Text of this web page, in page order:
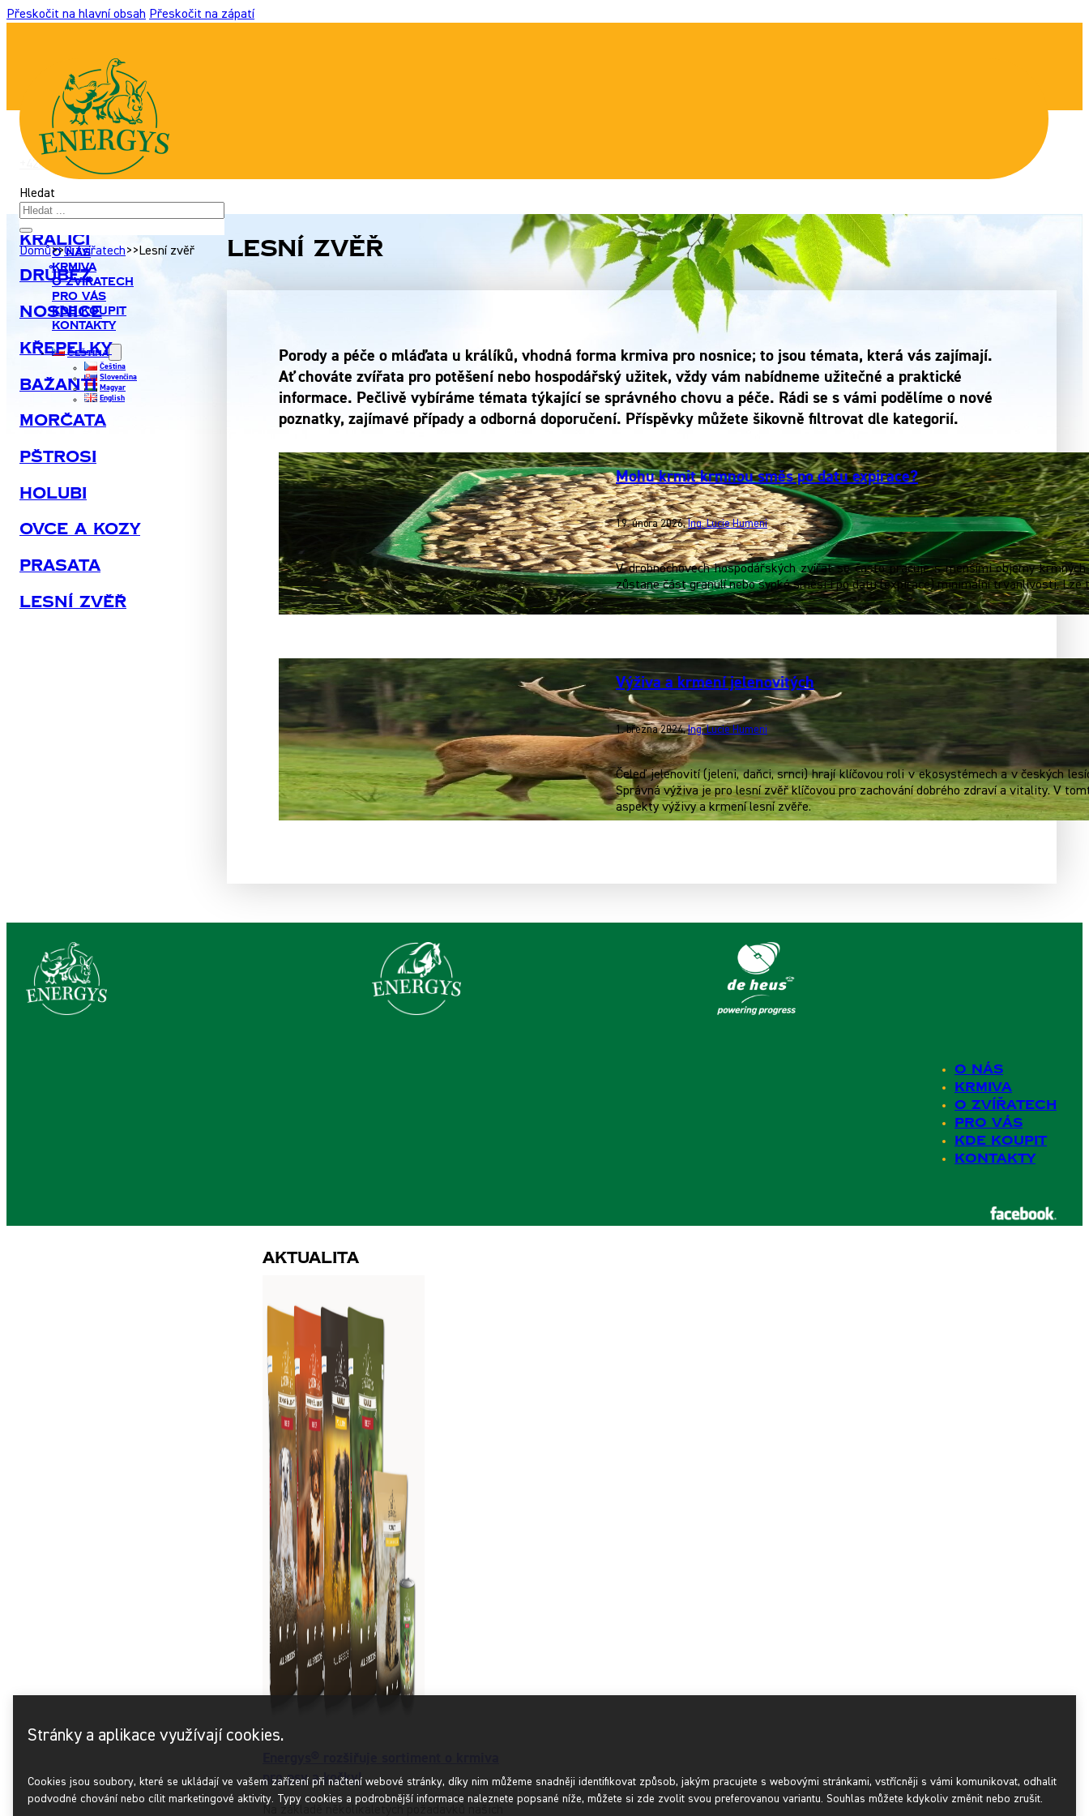
Přeskočit na hlavní obsah Přeskočit na zápatí
+420 517 307 701 info@energyshobby.cz
Hledat
Domů>>O zvířatech>> Lesní zvěř
O nás
Krmiva
O zvířatech
Pro Vás
Kde koupit
Kontakty
Čeština
Čeština
Slovenčina
Magyar
English
Králíci
Drůbež
Nosnice
Křepelky
Bažanti
Morčata
Pštrosi
Holubi
Ovce A Kozy
Prasata
Lesní Zvěř
Lesní zvěř
Porody a péče o mláďata u králíků, vhodná forma krmiva pro nosnice; to jsou témata, která vás zajímají.
Ať chováte zvířata pro potěšení nebo hospodářský užitek, vždy vám nabídneme užitečné a praktické
informace. Pečlivě vybíráme témata týkající se správného chovu a péče. Rádi se s vámi podělíme o nové
poznatky, zajímavé případy a odborná doporučení. Příspěvky můžete šikovně filtrovat dle kategorií.
Mohu krmit krmnou směs po datu expirace?
19. února 2026,Ing. Lucie Humeni
V drobnochovech hospodářských zvířat se často pracuje s menšími objemy
zůstane část granulí nebo sypké směsi i po datu (expirace) minimální trvanlivosti.
Výživa a krmení jelenovitých
1. března 2024,Ing. Lucie Humeni
Čeleď jelenovití (jeleni, daňci, srnci) hrají klíčovou roli v ekosystémech a v českých
Správná výživa je pro lesní zvěř klíčovou pro zachování dobrého zdraví a vitality. V
aspekty výživy a krmení lesní zvěře.
O nás
Krmiva
O zvířatech
Pro Vás
Kde koupit
Kontakty
Aktualita
pro psy a kočky!
Stránky a aplikace využívají cookies.
Cookies jsou soubory, které se ukládají ve vašem zařízení při načtení webové stránky, díky nim můžeme snadněji identifikovat způsob, jakým pracujete s webovými stránkami, vstřícněji s vámi komunikovat, odhalit
podvodné chování nebo cílit marketingové aktivity. Typy cookies a podrobnější informace naleznete popsané níže, můžete si zde zvolit svou preferovanou variantu. Souhlas můžete kdykoliv změnit nebo zrušit.